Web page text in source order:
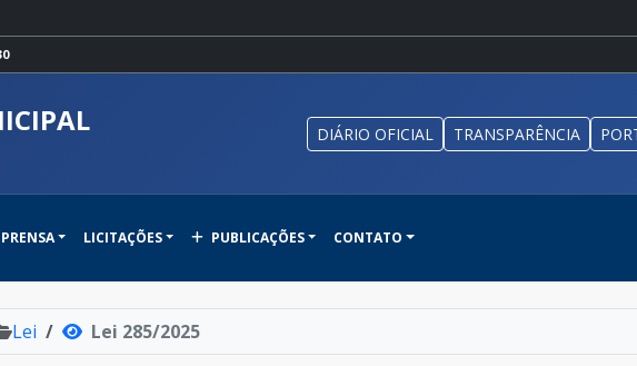
DIÁRIO OFICIAL TRANSPARÊNCIA
LICITAÇÕES PUBLICAÇÕES CONTATO
Lei Lei 285/2025